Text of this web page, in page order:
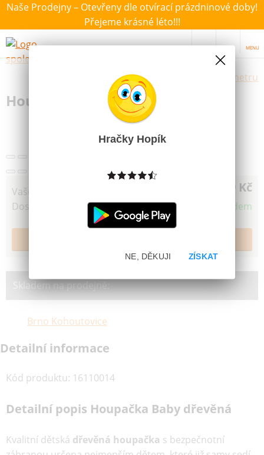
Naše Prodejny – Otevřeny dle otvírací prázdninové doby!
Přejeme krásné léto!!!
MENU
Výběr hraček dle zvoleného parametru
Houpačka Baby dřevěná
Další obrázky
Vaše cena 699 Kč
Dostupnost Skladem
Skladem na prodejně:
Brno Kohoutovice
Detailní informace
Kód produktu: 16110014
Detailní popis Houpačka Baby dřevěná
Kvalitní dětská dřevěná houpačka s bezpečnotní
Hračky Hopík
ZÍSKAT
NE, DĚKUJI